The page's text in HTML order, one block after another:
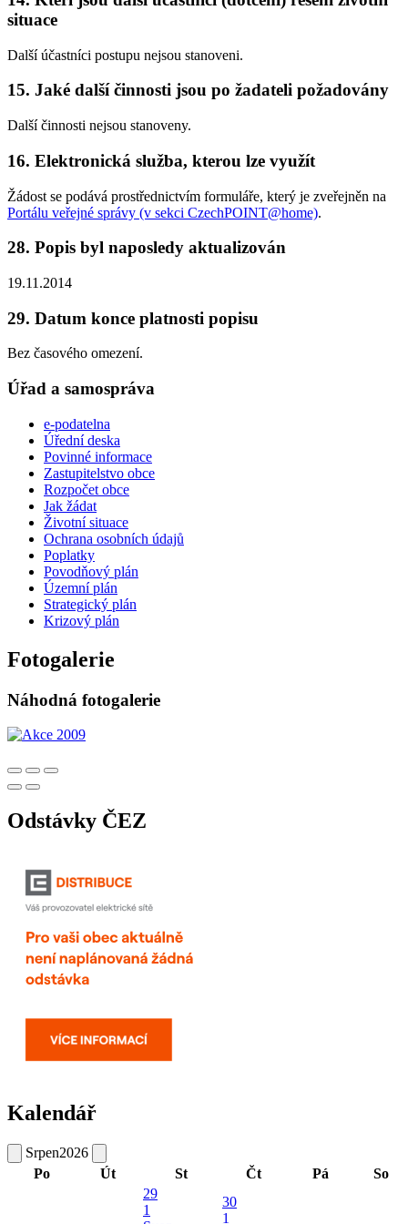
situace
Další účastníci postupu nejsou stanoveni.
15. Jaké další činnosti jsou po žadateli požadovány
Další činnosti nejsou stanoveny.
16. Elektronická služba, kterou lze využít
Žádost se podává prostřednictvím formuláře, který je zveřejněn na
Portálu veřejné správy (v sekci CzechPOINT@home).
28. Popis byl naposledy aktualizován
19.11.2014
29. Datum konce platnosti popisu
Bez časového omezení.
Úřad a samospráva
e-podatelna
Úřední deska
Povinné informace
Zastupitelstvo obce
Rozpočet obce
Jak žádat
Životní situace
Ochrana osobních údajů
Poplatky
Povodňový plán
Územní plán
Strategický plán
Krizový plán
Fotogalerie
Náhodná fotogalerie
Odstávky ČEZ
Kalendář
Srpen2026
Po
Út St Čt Pá So
29
1
30
1